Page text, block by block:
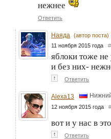
нежнее
Ответить
Наяда (автор поста)
11 ноября 2015 года #
яблоки тоже
и без них-
↑ Ответить
Alexa13
12 ноября 2015 года #
вот и у нас в
↑ Ответить